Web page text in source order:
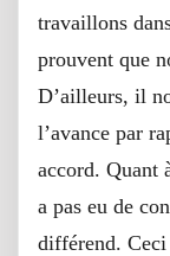
travaillons
prouvent que
D’ailleurs, il
l’avance par
accord. Quant
a pas eu de
différend.